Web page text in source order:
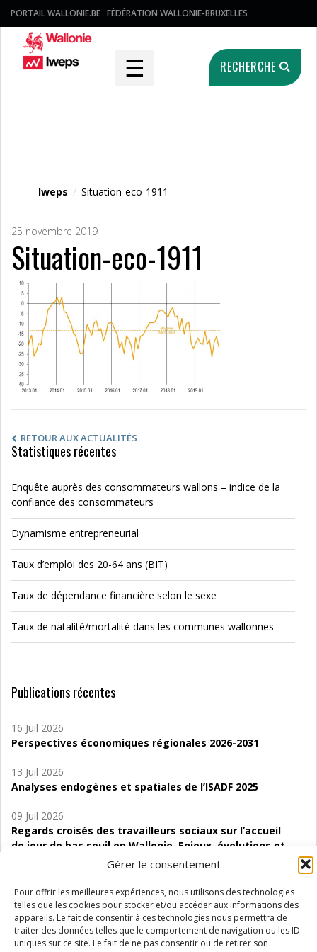
Gérer le consentement
Pour offrir les meilleures expériences, nous utilisons des technologies
telles que les cookies pour stocker et/ou accéder aux informations des
appareils. Le fait de consentir à ces technologies nous permettra de
traiter des données telles que le comportement de navigation ou les ID
uniques sur ce site. Le fait de ne pas consentir ou de retirer son
PORTAIL WALLONIE.BE FÉDÉRATION WALLONIE-BRUXELLES
☰ RECHERCHE
Iweps / Situation-eco-1911
25 novembre 2019
Situation-eco-1911
RETOUR AUX ACTUALITÉS
Statistiques récentes
Enquête auprès des consommateurs wallons – indice de la
confiance des consommateurs
Dynamisme entrepreneurial
Taux d’emploi des 20-64 ans (BIT)
Taux de dépendance financière selon le sexe
Taux de natalité/mortalité dans les communes wallonnes
Publications récentes
16 Juil 2026
Perspectives économiques régionales 2026-2031
13 Juil 2026
Analyses endogènes et spatiales de l’ISADF 2025
09 Juil 2026
Regards croisés des travailleurs sociaux sur l’accueil
de jour de bas seuil en Wallonie. Enjeux, évolutions et
06 Juil 2026
Étude d’évaluabilité des Structures
d’accompagnement à l’autocréation d’emploi (SAACE)
01 Juil 2026